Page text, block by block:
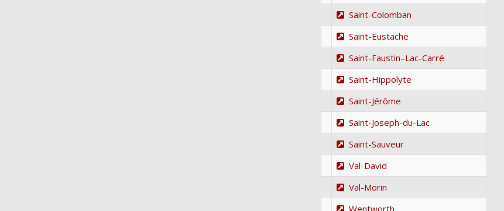
Saint-Colomban
Saint-Eustache
Saint-Faustin–Lac-Carré
Saint-Hippolyte
Saint-Jérôme
Saint-Joseph-du-Lac
Saint-Sauveur
Val-David
Val-Morin
Wentworth